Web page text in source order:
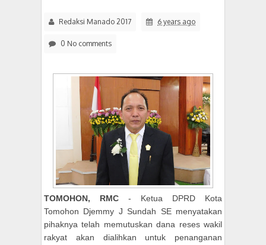
Redaksi Manado 2017 6 years ago
0 No comments
TOMOHON, RMC - Ketua DPRD Kota
Tomohon Djemmy J Sundah SE menyatakan
pihaknya telah memutuskan dana reses wakil
rakyat akan dialihkan untuk penanganan